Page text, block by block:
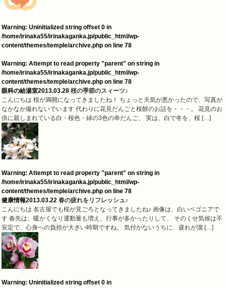
Warning: Uninitialized string offset 0 in
/home/irinaka55/irinakaganka.jp/public_html/wp-
content/themes/temple/archive.php on line 78
Warning: Attempt to read property "parent" on string in
/home/irinaka55/irinakaganka.jp/public_html/wp-
content/themes/temple/archive.php on line 78
眼科の給湯室2013.03.28 桜の季節のスィーツ♪
こんにちは 桜が満開になってきましたね！ ちょっと天気が悪かったので、写真が
なかなか撮れないでいます 代わりに花見だんごと桜餅のお話を・・・。 花見のお
供に親しまれている白・桜色・緑の3色の串だんご、 実は、白で冬を、桜 […]
Warning: Attempt to read property "parent" on string in
/home/irinaka55/irinakaganka.jp/public_html/wp-
content/themes/temple/archive.php on line 78
健康情報2013.03.22 春の疲れをリフレッシュ♪
こんにちは 名古屋でも桜が見ごろとなってきましたね♪ 画像は、白いベゴニアで
す 春先は、暖かくなり運動量も増え、行事が多かったりして、 そのくせ気候は不
安定で、心身への負担が大きい時期ですね。 気付かないうちに、疲れが溜 […]
Warning: Uninitialized string offset 0 in